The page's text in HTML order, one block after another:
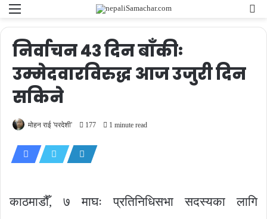
Menu
निर्वाचन ४३ दिन बाँकीः
उम्मेदवारविरुद्ध आज उजुरी दिन
सकिने
मोहन राई 'परदेशी' 177 1 minute read
काठमाडौँ, ७ माघः प्रतिनिधिसभा सदस्यका लागि